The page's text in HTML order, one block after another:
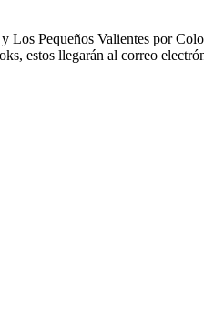
Los Pequeños Valientes por
estos llegarán al correo